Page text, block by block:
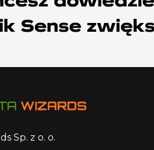
Sense
Sp. z o. o.